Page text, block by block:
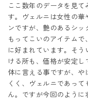
ここ数年のデータを見
す。ヴェルニは女性の華
ンですが、艶のあるシ
もってこいのアイテム
に好まれています。そ
ける所も、価格が安定
体に言える事ですが、や
くく、ヴェルニであっ
ん。ですが今回のよう